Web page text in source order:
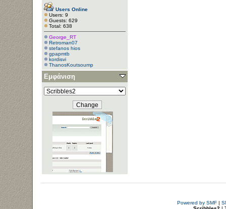
Users Online
Users: 9
Guests: 629
Total: 638
George_RT
Retroman07
stefanos hios
gpapmtb
kordisvi
ThanosKoutsoump
Εμφάνιση
Powered by SMF|